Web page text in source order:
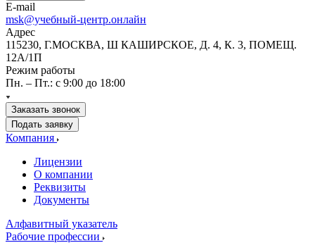
E-mail
msk@учебный-центр.онлайн
Адрес
115230, Г.МОСКВА, Ш КАШИРСКОЕ, Д. 4, К. 3, ПОМЕЩ.
12А/1П
Режим работы
Пн. – Пт.: с 9:00 до 18:00
Заказать звонок
Подать заявку
Компания
Лицензии
О компании
Реквизиты
Документы
Алфавитный указатель
Рабочие профессии